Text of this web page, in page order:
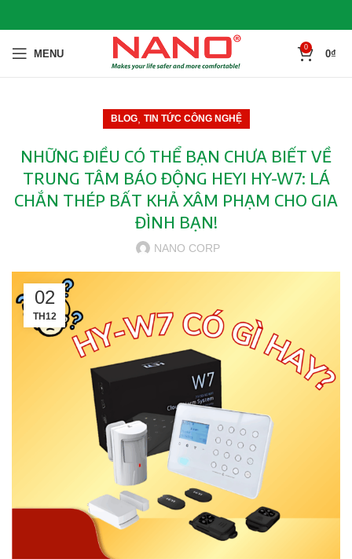
MENU
0
0₫
BLOG, TIN TỨC CÔNG NGHỆ
NHỮNG ĐIỀU CÓ THỂ BẠN CHƯA BIẾT VỀ
TRUNG TÂM BÁO ĐỘNG HEYI HY-W7: LÁ
CHẮN THÉP BẤT KHẢ XÂM PHẠM CHO GIA
ĐÌNH BẠN!
NANO CORP
02
TH12